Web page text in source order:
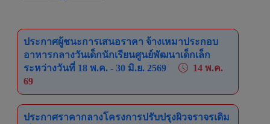
ประกาศผู้ชนะการเสนอราคา จ้างเหมาประกอบ
อาหารกลางวันเด็กนักเรียนศูนย์พัฒนาเด็กเล็ก
ระหว่างวันที่ 18 พ.ค. - 30 มิ.ย. 2569
14 พ.ค.
69
ประกาศราคากลางโครงการปรับปรุงผิวจราจรเดิม